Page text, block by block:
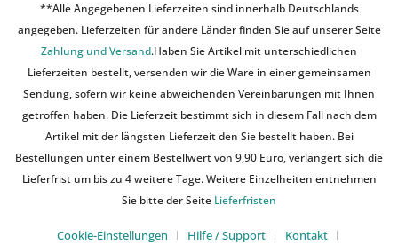
**Alle Angegebenen Lieferzeiten sind innerhalb Deutschlands
angegeben. Lieferzeiten für andere Länder finden Sie auf unserer Seite
Zahlung und Versand.Haben Sie Artikel mit unterschiedlichen
Lieferzeiten bestellt, versenden wir die Ware in einer gemeinsamen
Sendung, sofern wir keine abweichenden Vereinbarungen mit Ihnen
getroffen haben. Die Lieferzeit bestimmt sich in diesem Fall nach dem
Artikel mit der längsten Lieferzeit den Sie bestellt haben. Bei
Bestellungen unter einem Bestellwert von 9,90 Euro, verlängert sich die
Lieferfrist um bis zu 4 weitere Tage. Weitere Einzelheiten entnehmen
Sie bitte der Seite Lieferfristen
Cookie-Einstellungen Hilfe / Support
Kontakt